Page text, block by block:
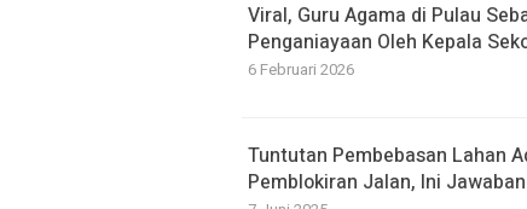
Viral, Guru Agama di Pulau
Penganiayaan Oleh Kepala
6 Februari 2026
Tuntutan Pembebasan Lahan
Pemblokiran Jalan, Ini